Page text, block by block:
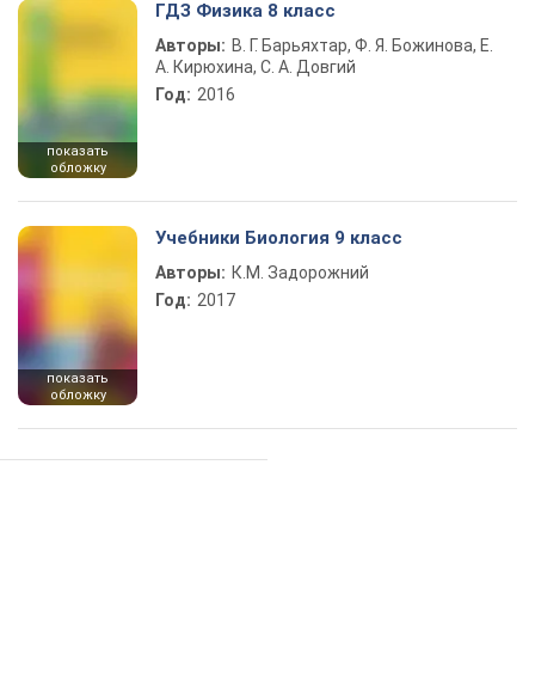
показать
обложку
ГДЗ Физика 8 класс
Авторы: В. Г. Барьяхтар, Ф. Я. Божинова, Е.
А. Кирюхина, С. А. Довгий
Год: 2016
показать
обложку
Учебники Биология 9 класс
Авторы: К.М. Задорожний
Год: 2017